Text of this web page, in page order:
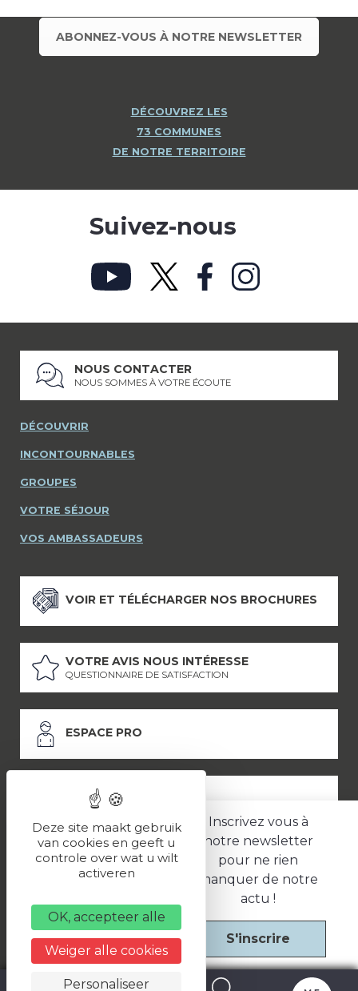
Inscrivez vous à
notre newsletter
pour ne rien
manquer de notre
actu !
S'inscrire
ABONNEZ-VOUS À NOTRE NEWSLETTER
DÉCOUVREZ LES
73 COMMUNES
DE NOTRE TERRITOIRE
Suivez-nous
NOUS CONTACTER
NOUS SOMMES À VOTRE ÉCOUTE
DÉCOUVRIR
INCONTOURNABLES
GROUPES
VOTRE SÉJOUR
VOS AMBASSADEURS
VOIR ET TÉLÉCHARGER NOS BROCHURES
VOTRE AVIS NOUS INTÉRESSE
QUESTIONNAIRE DE SATISFACTION
ESPACE PRO
ESPACE PRESSE
LES PARTENAIRES
Politique de confidentialité
Une réalisation
Deze site maakt gebruik
van cookies en geeft u
controle over wat u wilt
activeren
OK, accepteer alle
Weiger alle cookies
Personaliseer